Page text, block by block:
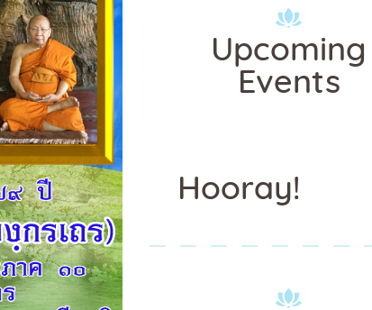
Upcoming
Events
Hooray!